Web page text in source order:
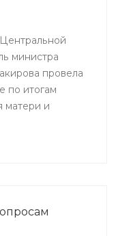
министра
провела
по итогам
матери и